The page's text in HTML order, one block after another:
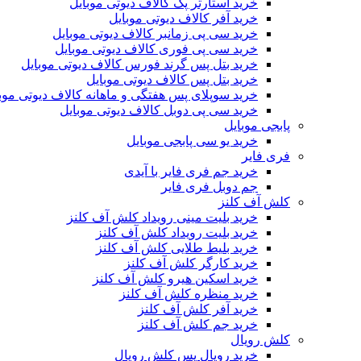
خرید استارتر پک کالاف دیوتی موبایل
خرید آفر کالاف دیوتی موبایل
خرید سی پی زمانبر کالاف دیوتی موبایل
خرید سی پی فوری کالاف دیوتی موبایل
خرید بتل پس گرند فورس کالاف دیوتی موبایل
خرید بتل پس کالاف دیوتی موبایل
خرید سوپلای پس هفتگی و ماهانه کالاف دیوتی
خرید سی پی دوبل کالاف دیوتی موبایل
پابجی موبایل
خرید یو سی پابجی موبایل
فری فایر
خرید جم فری فایر با آیدی
جم دوبل فری فایر
کلش آف کلنز
خرید بلیت مینی رویداد کلش آف کلنز
خرید بلیت رویداد کلش آف کلنز
خرید بلیط طلایی کلش آف کلنز
خرید کارگر کلش آف کلنز
خرید اسکین هیرو کلش آف کلنز
خرید منظره کلش آف کلنز
خرید آفر کلش آف کلنز
خرید جم کلش آف کلنز
کلش رویال
خرید رویال پس کلش رویال